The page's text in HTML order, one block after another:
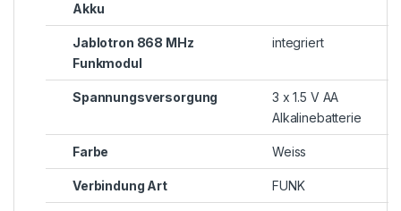
Akku
Jablotron 868 MHz
Funkmodul
integriert
Spannungsversorgung
3 x 1.5 V AA
Alkalinebatterie
Farbe Weiss
Verbindung Art FUNK